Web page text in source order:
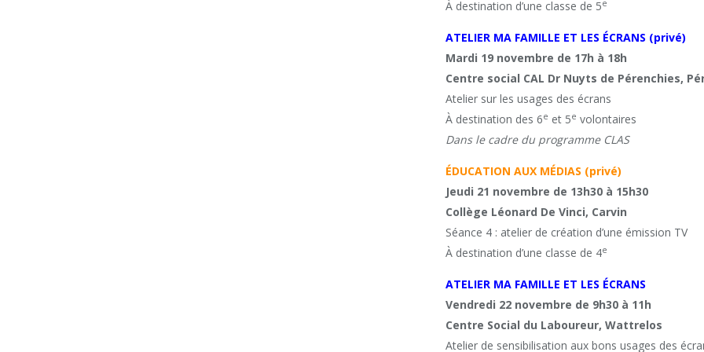
À destination d’une classe de 5e
ATELIER MA FAMILLE ET LES ÉCRANS (privé)
Mardi 19 novembre de 17h à 18h
Centre social CAL Dr Nuyts de Pérenchies,
Atelier sur les usages des écrans
À destination des 6e et 5e volontaires
Dans le cadre du programme CLAS
ÉDUCATION AUX MÉDIAS (privé)
Jeudi 21 novembre de 13h30 à 15h30
Collège Léonard De Vinci, Carvin
Séance 4 : atelier de création d’une émission TV
À destination d’une classe de 4e
ATELIER MA FAMILLE ET LES ÉCRANS
Vendredi 22 novembre de 9h30 à 11h
Centre Social du Laboureur, Wattrelos
Atelier de sensibilisation aux bons usages des